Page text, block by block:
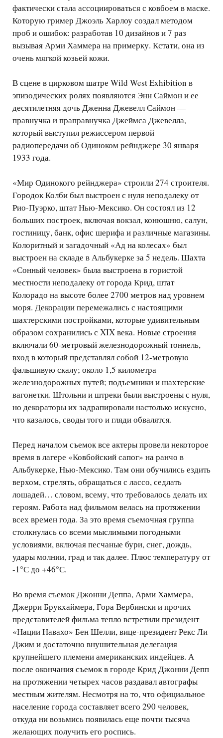
фактически стала ассоциироваться с ковбоем в маске.
Которую гример Джоэль Харлоу создал методом
проб и ошибок: разработав 10 дизайнов и 7 раз
вызывая Арми Хаммера на примерку. Кстати, она из
очень мягкой козьей кожи.
В сцене в цирковом шатре Wild West Exhibition в
эпизодических ролях появляются Энн Саймон и ее
десятилетняя дочь Дженна Джевелл Саймон —
правнучка и праправнучка Джеймса Джевелла,
который выступил режиссером первой
радиопередачи об Одиноком рейнджере 30 января
1933 года.
«Мир Одинокого рейнджера» строили 274 строителя.
Городок Колби был выстроен с нуля неподалеку от
Рио-Пуэрко, штат Нью-Мексико. Он состоял из 12
больших построек, включая вокзал, конюшню, салун,
гостиницу, банк, офис шерифа и различные магазины.
Колоритный и загадочный «Ад на колесах» был
выстроен на складе в Альбукерке за 5 недель. Шахта
«Сонный человек» была выстроена в гористой
местности неподалеку от города Крид, штат
Колорадо на высоте более 2700 метров над уровнем
моря. Декорации перемежались с настоящими
шахтерскими постройками, которые удивительным
образом сохранились с XIX века. Новые строения
включали 60-метровый железнодорожный тоннель,
вход в который представлял собой 12-метровую
фальшивую скалу; около 1,5 километра
железнодорожных путей; подъемники и шахтерские
вагонетки. Штольни и штреки были выстроены с нуля,
но декораторы их задрапировали настолько искусно,
что казалось, своды того и гляди обвалятся.
Перед началом съемок все актеры провели некоторое
время в лагере «Ковбойский сапог» на ранчо в
Альбукерке, Нью-Мексико. Там они обучились ездить
верхом, стрелять, обращаться с лассо, седлать
лошадей… словом, всему, что требовалось делать их
героям. Работа над фильмом велась на протяжении
всех времен года. За это время съемочная группа
столкнулась со всеми мыслимыми погодными
условиями, включая песчаные бури, снег, дождь,
удары молнии, град и так далее. Плюс температуру от
-1°С до +46°С.
Во время съемок Джонни Деппа, Арми Хаммера,
Джерри Брукхаймера, Гора Вербински и прочих
представителей фильма тепло встретили президент
«Нации Навахо» Бен Шелли, вице-президент Рекс Ли
Джим и достаточно внушительная делегация
крупнейшего племени американских индейцев. А
после окончания съемок в городе Крид Джонни Депп
на протяжении четырех часов раздавал автографы
местным жителям. Несмотря на то, что официальное
население города составляет всего 290 человек,
откуда ни возьмись появилась еще почти тысяча
желающих получить его роспись.